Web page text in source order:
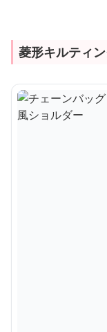
菱形キルティ